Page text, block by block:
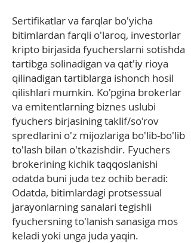
Sertifikatlar va farqlar bo'yicha
bitimlardan farqli o'laroq, investorlar
kripto birjasida fyucherslarni sotishda
tartibga solinadigan va qat'iy rioya
qilinadigan tartiblarga ishonch hosil
qilishlari mumkin. Ko'pgina brokerlar
va emitentlarning biznes uslubi
fyuchers birjasining taklif/so'rov
spredlarini o'z mijozlariga bo'lib-bo'lib
to'lash bilan o'tkazishdir. Fyuchers
brokerining kichik taqqoslanishi
odatda buni juda tez ochib beradi:
Odatda, bitimlardagi protsessual
jarayonlarning sanalari tegishli
fyuchersning to'lanish sanasiga mos
keladi yoki unga juda yaqin.